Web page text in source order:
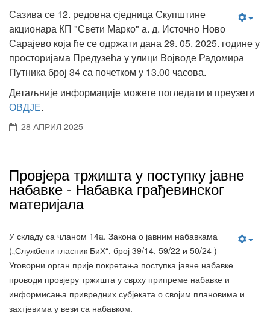
Сазива се 12. редовна сједница Скупштине
акционара КП "Свети Марко" а. д. Источно Ново
Сарајево која ће се одржати дана 29. 05. 2025. године у
просторијама Предузећа у улици Војводе Радомира
Путника број 34 са почетком у 13.00 часова.
Детаљније информације можете погледати и преузети
ОВДЈЕ.
28 АПРИЛ 2025
Провјера тржишта у поступку јавне
набавке - Набавка грађевинског
материјала
У складу са чланом 14a. Закона о јавним набавкама
(„Службени гласник БиХ“, број 39/14, 59/22 и 50/24 )
Уговорни орган прије покретања поступка јавне набавке
проводи провјеру тржишта у сврху припреме набавке и
информисања привредних субјеката о својим плановима и
захтјевима у вези са набавком.